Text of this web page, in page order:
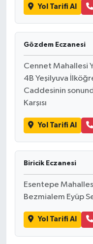
Yol Tarifi Al
Gözdem Eczanesi
Cennet Mahallesi
4B Yeşilyuva
Caddesinin
Karşısı
Yol Tarifi Al
Biricik Eczanesi
Esentepe
Bezmialem Eyüp
Yol Tarifi Al